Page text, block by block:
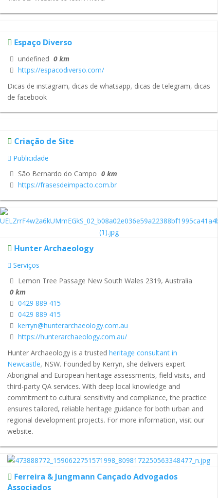
Espaço Diverso
undefined 0 km
https://espacodiverso.com/
Dicas de instagram, dicas de whatsapp, dicas de telegram, dicas
de facebook
Criação de Site
Publicidade
São Bernardo do Campo 0 km
https://frasesdeimpacto.com.br
Hunter Archaeology
Serviços
Lemon Tree Passage New South Wales 2319, Australia
0 km
0429 889 415
0429 889 415
kerryn@hunterarchaeology.com.au
https://hunterarchaeology.com.au/
Hunter Archaeology is a trusted heritage consultant in
Newcastle, NSW. Founded by Kerryn, she delivers expert
Aboriginal and European heritage assessments, field visits, and
third-party QA services. With deep local knowledge and
commitment to cultural sensitivity and compliance, the practice
ensures tailored, reliable heritage guidance for both urban and
regional development projects. For more information, visit our
website.
Ferreira & Jungmann Cançado Advogados
Associados